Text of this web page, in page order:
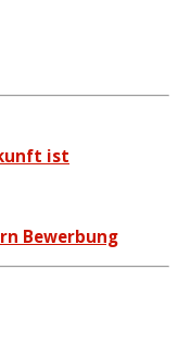
ist
Bewerbung